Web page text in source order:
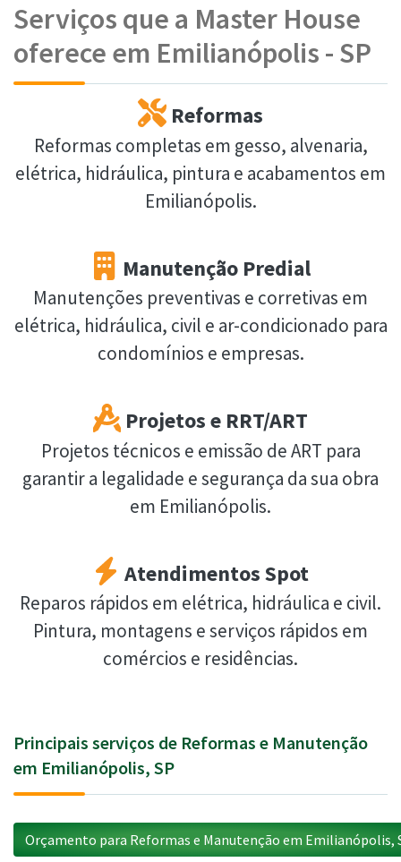
Serviços que a Master House
oferece em Emilianópolis - SP
Reformas
Reformas completas em gesso, alvenaria,
elétrica, hidráulica, pintura e acabamentos em
Emilianópolis.
Manutenção Predial
Manutenções preventivas e corretivas em
elétrica, hidráulica, civil e ar-condicionado para
condomínios e empresas.
Projetos e RRT/ART
Projetos técnicos e emissão de ART para
garantir a legalidade e segurança da sua obra
em Emilianópolis.
Atendimentos Spot
Reparos rápidos em elétrica, hidráulica e civil.
Pintura, montagens e serviços rápidos em
comércios e residências.
Principais serviços de Reformas e Manutenção
em Emilianópolis, SP
Orçamento para Reformas e Manutenção em Emilianópolis,